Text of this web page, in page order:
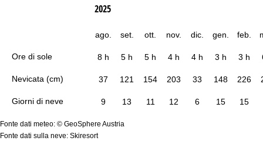
Ore di sole
Nevicata (cm)
Giorni di neve
2025
ago. set. ott. nov. dic. gen. feb.
8 h 5 h 5 h 4 h 4 h 3 h 3 h
37 121 154 203 33 148 226
9 13 11 12 6 15 15
Fonte dati meteo: © GeoSphere Austria
Fonte dati sulla neve: Skiresort